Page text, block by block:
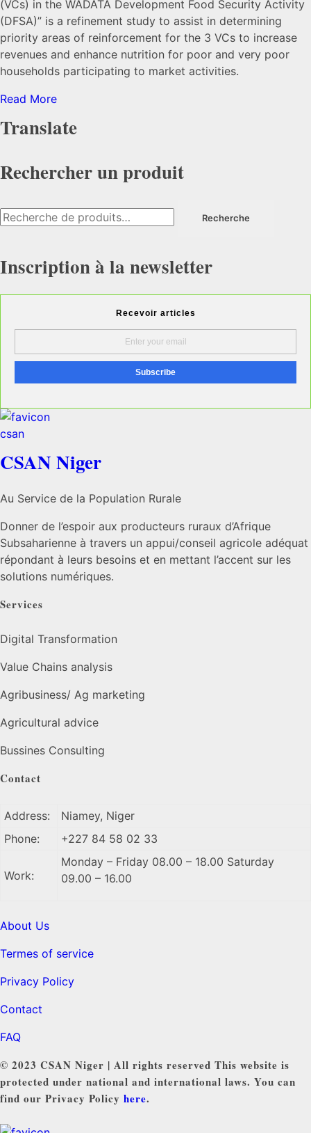
(VCs) in the WADATA Development Food Security Activity
(DFSA)” is a refinement study to assist in determining
priority areas of reinforcement for the 3 VCs to increase
revenues and enhance nutrition for poor and very poor
households participating to market activities.
Read More
Translate
Rechercher un produit
Recherche
pour :
Recherche
Inscription à la newsletter
Recevoir articles
CSAN Niger
Au Service de la Population Rurale
Donner de l’espoir aux producteurs ruraux d’Afrique
Subsaharienne à travers un appui/conseil agricole adéquat
répondant à leurs besoins et en mettant l’accent sur les
solutions numériques.
Services
Digital Transformation
Value Chains analysis
Agribusiness/ Ag marketing
Agricultural advice
Bussines Consulting
Contact
Address:
Niamey, Niger
Phone:
+227 84 58 02 33
Work:
Monday – Friday 08.00 – 18.00 Saturday
09.00 – 16.00
About Us
Termes of service
Privacy Policy
Contact
FAQ
© 2023 CSAN Niger | All rights reserved This website is
protected under national and international laws. You can
find our Privacy Policy here.